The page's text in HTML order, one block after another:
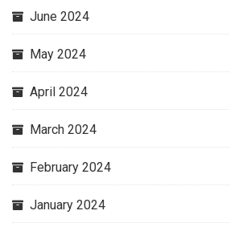
June 2024
May 2024
April 2024
March 2024
February 2024
January 2024